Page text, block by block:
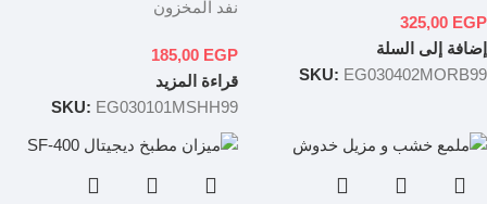
325,00 EGP
إضافة إلى السلة
SKU: EG030402MORB99
نفد المخزون
185,00 EGP
قراءة المزيد
SKU: EG030101MSHH99